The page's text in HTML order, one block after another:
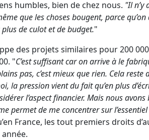
humbles, bien de chez nous. "Il n’y
que les choses bougent, parce
de culot et de budget."
des projets similaires pour 200
"C’est suffisant car on arrive à le
pas, c’est mieux que rien. Cela reste
la pression vient du fait qu’en plus
l’aspect financier. Mais nous
permet de me concentrer sur
France, les tout premiers droits